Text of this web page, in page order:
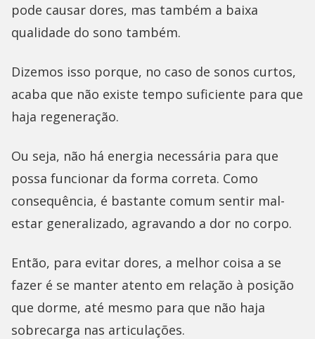
pode causar dores, mas também a baixa
qualidade do sono também.
Dizemos isso porque, no caso de sonos curtos,
acaba que não existe tempo suficiente para que
haja regeneração.
Ou seja, não há energia necessária para que
possa funcionar da forma correta. Como
consequência, é bastante comum sentir mal-
estar generalizado, agravando a dor no corpo.
Então, para evitar dores, a melhor coisa a se
fazer é se manter atento em relação à posição
que dorme, até mesmo para que não haja
sobrecarga nas articulações.